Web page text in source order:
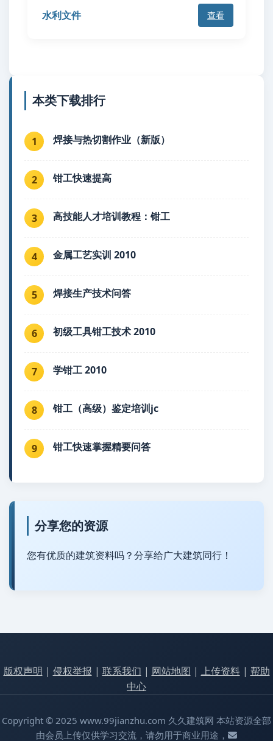
水利文件 查看
本类下载排行
1 焊接与热切割作业（新版）
2 钳工快速提高
3 高技能人才培训教程：钳工
4 金属工艺实训 2010
5 焊接生产技术问答
6 初级工具钳工技术 2010
7 学钳工 2010
8 钳工（高级）鉴定培训jc
9 钳工快速掌握精要问答
分享您的资源
您有优质的建筑资料吗？分享给广大建筑同行！
版权声明 | 侵权举报 | 联系我们 | 网站地图 | 上传资料| 帮助
中心
Copyright © 2025 www.99jianzhu.com 久久建筑网 本站资源全部
由会员上传仅供学习交流，请勿用于商业用途，